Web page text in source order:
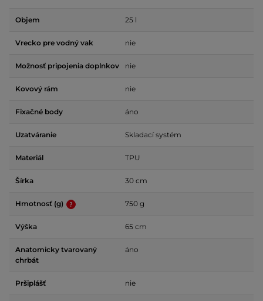
Objem 25 l
Vrecko pre vodný vak nie
Možnosť pripojenia doplnkov nie
Kovový rám nie
Fixačné body áno
Uzatváranie Skladací systém
Materiál TPU
Šírka 30 cm
Hmotnosť (g) 750 g
Výška 65 cm
Anatomicky tvarovaný
chrbát
áno
Pršiplášť nie